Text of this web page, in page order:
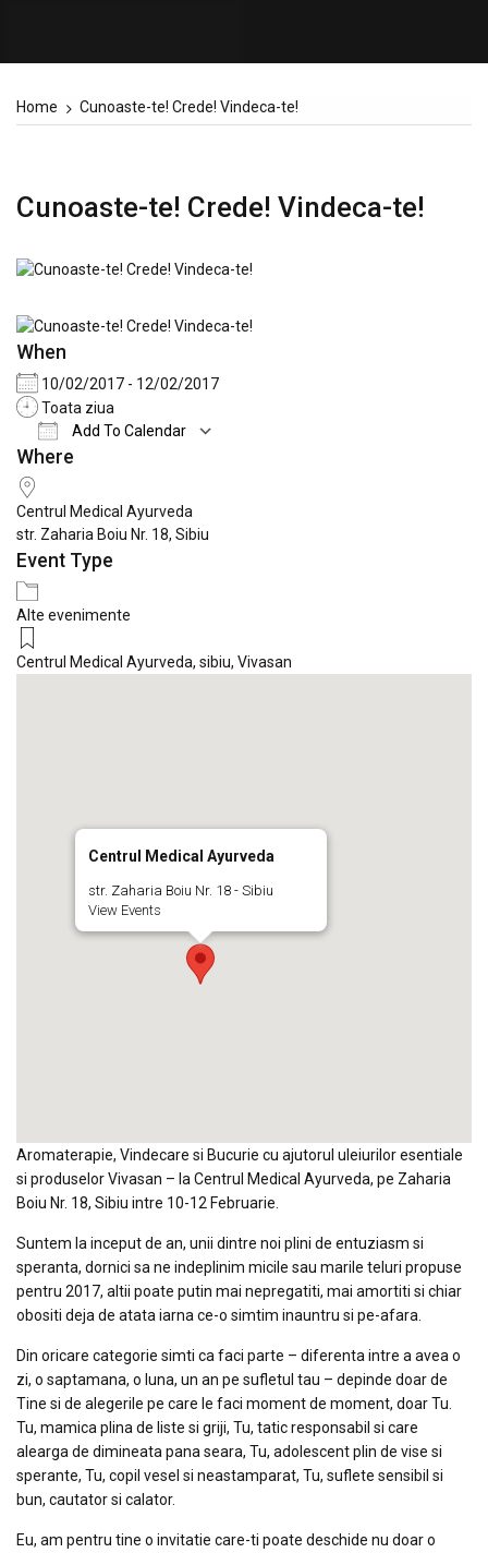
Home Cunoaste-te! Crede! Vindeca-te!
Cunoaste-te! Crede! Vindeca-te!
When
10/02/2017 - 12/02/2017
Toata ziua
Add To Calendar
Download ICS
Where
Centrul Medical Ayurveda
str. Zaharia Boiu Nr. 18, Sibiu
Event Type
Alte evenimente
Centrul Medical Ayurveda, sibiu, Vivasan
Centrul Medical Ayurveda
str. Zaharia Boiu Nr. 18 - Sibiu
View Events
Aromaterapie, Vindecare si Bucurie cu ajutorul uleiurilor esentiale
si produselor Vivasan – la Centrul Medical Ayurveda, pe Zaharia
Boiu Nr. 18, Sibiu intre 10-12 Februarie.
Suntem la inceput de an, unii dintre noi plini de entuziasm si
speranta, dornici sa ne indeplinim micile sau marile teluri propuse
pentru 2017, altii poate putin mai nepregatiti, mai amortiti si chiar
obositi deja de atata iarna ce-o simtim inauntru si pe-afara.
Din oricare categorie simti ca faci parte – diferenta intre a avea o
zi, o saptamana, o luna, un an pe sufletul tau – depinde doar de
Tine si de alegerile pe care le faci moment de moment, doar Tu.
Tu, mamica plina de liste si griji, Tu, tatic responsabil si care
alearga de dimineata pana seara, Tu, adolescent plin de vise si
sperante, Tu, copil vesel si neastamparat, Tu, suflete sensibil si
bun, cautator si calator.
Eu, am pentru tine o invitatie care-ti poate deschide nu doar o